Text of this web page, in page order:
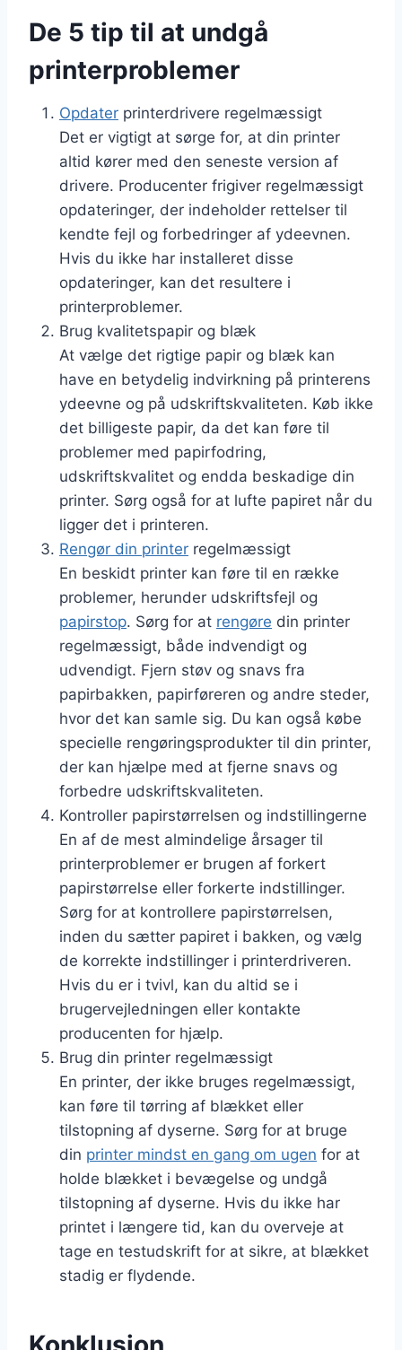
De 5 tip til at undgå
printerproblemer
Opdater printerdrivere regelmæssigt
Det er vigtigt at sørge for, at din printer
altid kører med den seneste version af
drivere. Producenter frigiver regelmæssigt
opdateringer, der indeholder rettelser til
kendte fejl og forbedringer af ydeevnen.
Hvis du ikke har installeret disse
opdateringer, kan det resultere i
printerproblemer.
Brug kvalitetspapir og blæk
At vælge det rigtige papir og blæk kan
have en betydelig indvirkning på printerens
ydeevne og på udskriftskvaliteten. Køb ikke
det billigeste papir, da det kan føre til
problemer med papirfodring,
udskriftskvalitet og endda beskadige din
printer. Sørg også for at lufte papiret når du
ligger det i printeren.
Rengør din printer regelmæssigt
En beskidt printer kan føre til en række
problemer, herunder udskriftsfejl og
papirstop. Sørg for at rengøre din printer
regelmæssigt, både indvendigt og
udvendigt. Fjern støv og snavs fra
papirbakken, papirføreren og andre steder,
hvor det kan samle sig. Du kan også købe
specielle rengøringsprodukter til din printer,
der kan hjælpe med at fjerne snavs og
forbedre udskriftskvaliteten.
Kontroller papirstørrelsen og indstillingerne
En af de mest almindelige årsager til
printerproblemer er brugen af forkert
papirstørrelse eller forkerte indstillinger.
Sørg for at kontrollere papirstørrelsen,
inden du sætter papiret i bakken, og vælg
de korrekte indstillinger i printerdriveren.
Hvis du er i tvivl, kan du altid se i
brugervejledningen eller kontakte
producenten for hjælp.
Brug din printer regelmæssigt
En printer, der ikke bruges regelmæssigt,
kan føre til tørring af blækket eller
tilstopning af dyserne. Sørg for at bruge
din printer mindst en gang om ugen for at
holde blækket i bevægelse og undgå
tilstopning af dyserne. Hvis du ikke har
printet i længere tid, kan du overveje at
tage en testudskrift for at sikre, at blækket
stadig er flydende.